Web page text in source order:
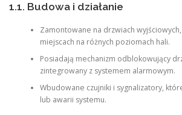
1.1. Budowa i działanie
Zamontowane na drzwiach
miejscach na różnych poziomach hali.
Posiadają mechanizm odblokowujący
zintegrowany z systemem alarmowym.
Wbudowane czujniki i sygnalizatory,
lub awarii systemu.